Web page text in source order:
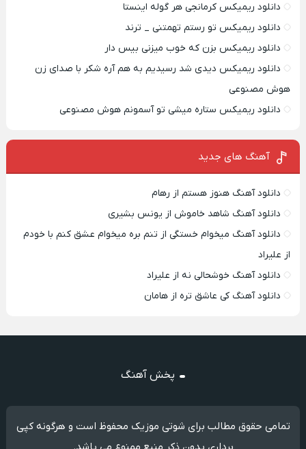
دانلود ریمیکس کرمانجی هر گوله اینستا
دانلود ریمیکس تو رستم تهمتنی _ ترند
دانلود ریمیکس بزن که خوب میزنی بیس دار
دانلود ریمیکس دیدی شد رسیدیم به هم آره شکر با صدای زن
هوش مصنوعی
دانلود ریمیکس ستاره میشی تو آسمونم هوش مصنوعی
آهنگ های جدید
دانلود آهنگ هنوز هستم از رهام
دانلود آهنگ شاهد خاموش از یونس بشیری
دانلود آهنگ میخوام خستگی از تنم بره میخوام عشق کنم با خودم
از علیراد
دانلود آهنگ خوشحالی نه از علیراد
دانلود آهنگ کی عاشق تره از هامان
پخش آهنگ
تمامی حقوق مطالب برای شوتی موزیک محفوظ است و هرگونه کپی